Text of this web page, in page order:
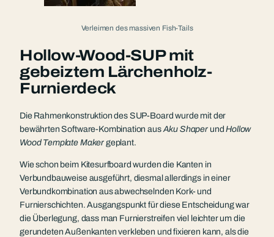
Verleimen des massiven Fish-Tails
Hollow-Wood-SUP mit
gebeiztem Lärchenholz-
Furnierdeck
Die Rahmenkonstruktion des SUP-Board wurde mit der
bewährten Software-Kombination aus Aku Shaper undHollow
Wood Template Maker geplant.
Wie schon beim Kitesurfboard wurden die Kanten in
Verbundbauweise ausgeführt, diesmal allerdings in einer
Verbundkombination aus abwechselnden Kork- und
Furnierschichten. Ausgangspunkt für diese Entscheidung war
die Überlegung, dass man Furnierstreifen viel leichter um die
gerundeten Außenkanten verkleben und fixieren kann, als die